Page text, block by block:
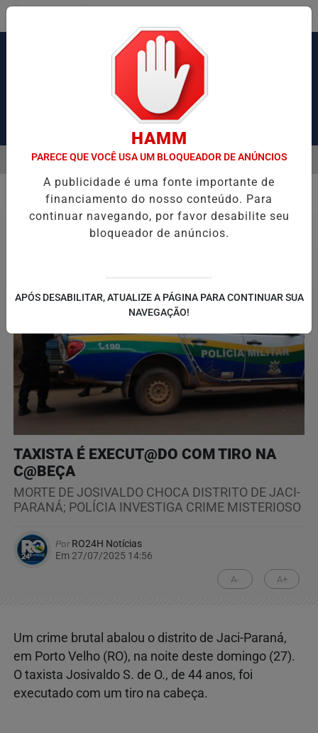
Pesquisar Notícia
DE OBRAS DE TIROLESA NO PÃO DE AÇÚCAR PIX PENSÃO
EM ALTA
MENU
Policial
TAXISTA É EXECUT@DO COM TIRO NA
C@BEÇA
MORTE DE JOSIVALDO CHOCA DISTRITO DE JACI-
PARANÁ; POLÍCIA INVESTIGA CRIME MISTERIOSO
PorRO24H Notícias
Em 27/07/2025 14:56
A- A+
Um crime brutal abalou o distrito de Jaci-Paraná,
em Porto Velho (RO), na noite deste domingo (27).
O taxista Josivaldo S. de O., de 44 anos, foi
executado com um tiro na cabeça.
HAMM
PARECE QUE VOCÊ USA UM BLOQUEADOR DE ANÚNCIOS
A publicidade é uma fonte importante de
financiamento do nosso conteúdo. Para
continuar navegando, por favor desabilite seu
bloqueador de anúncios.
APÓS DESABILITAR, ATUALIZE A PÁGINA PARA CONTINUAR SUA
NAVEGAÇÃO!